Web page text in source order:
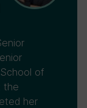
of
the
her